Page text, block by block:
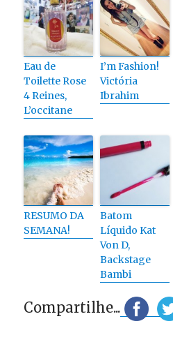
Eau de
Toilette Rose
4 Reines,
L’occitane
I’m Fashion!
Victória
Ibrahim
RESUMO DA
SEMANA!
Batom
Líquido Kat
Von D,
Backstage
Bambi
Compartilhe...